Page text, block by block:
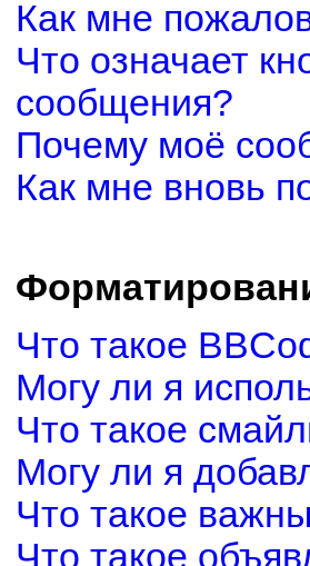
Как мне
Что означает
сообщения?
Почему моё
Как мне вновь
Что такое
Могу ли я
Что такое
Могу ли я
Что такое
Что такое